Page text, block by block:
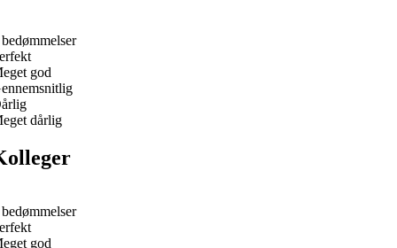
god
dårlig
god